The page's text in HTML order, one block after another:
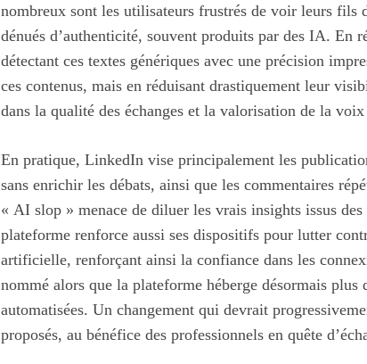
nombreux sont les utilisateurs frustrés de voir leurs fils
dénués d’authenticité, souvent produits par des IA. En
détectant ces textes génériques avec une précision
ces contenus, mais en réduisant drastiquement leur
dans la qualité des échanges et la valorisation de la
En pratique, LinkedIn vise principalement les
sans enrichir les débats, ainsi que les commentaires
« AI slop » menace de diluer les vrais insights issus
plateforme renforce aussi ses dispositifs pour lutter
artificielle, renforçant ainsi la confiance dans les
nommé alors que la plateforme héberge désormais
automatisées. Un changement qui devrait
proposés, au bénéfice des professionnels en quête